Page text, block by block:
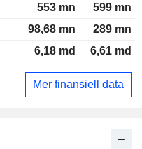
553 mn
599 mn
98,68 mn
289 mn
6,18 md 6,61 md
Mer finansiell data